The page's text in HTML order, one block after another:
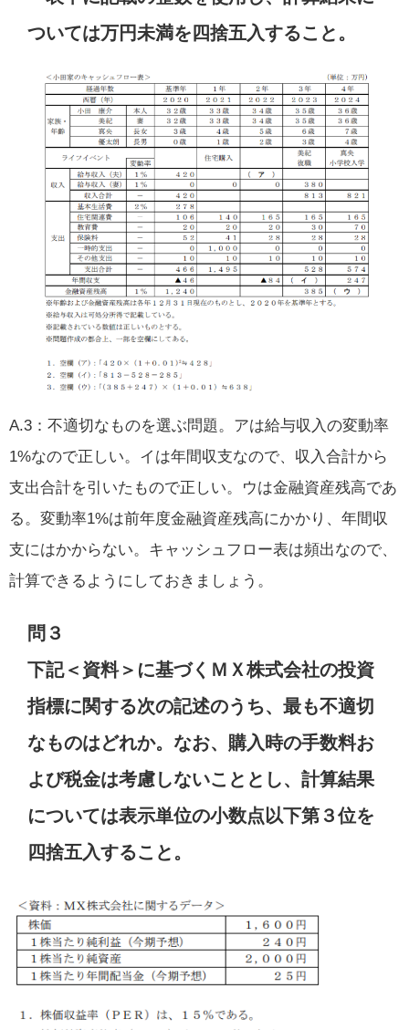
ついては万円未満を四捨五入すること。
A.3：不適切なものを選ぶ問題。アは給与収入の変動率
1%なので正しい。イは年間収支なので、収入合計から
支出合計を引いたもので正しい。ウは金融資産残高であ
る。変動率1%は前年度金融資産残高にかかり、年間収
支にはかからない。キャッシュフロー表は頻出なので、
計算できるようにしておきましょう。
問３
下記＜資料＞に基づくＭＸ株式会社の投資
指標に関する次の記述のうち、最も不適切
なものはどれか。なお、購入時の手数料お
よび税金は考慮しないこととし、計算結果
については表示単位の小数点以下第３位を
四捨五入すること。